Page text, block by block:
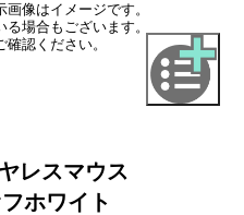
像はイメージです。
場合もございます。
認ください。
レスマウス
ホワイト